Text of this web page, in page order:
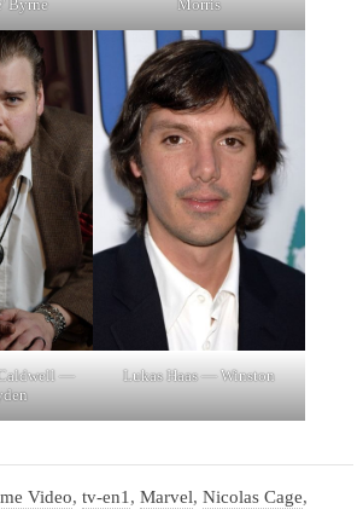
Byrne
Morris
—
Lukas Haas — Winston
Video, tv-en1 , Marvel, Nicolas Cage,